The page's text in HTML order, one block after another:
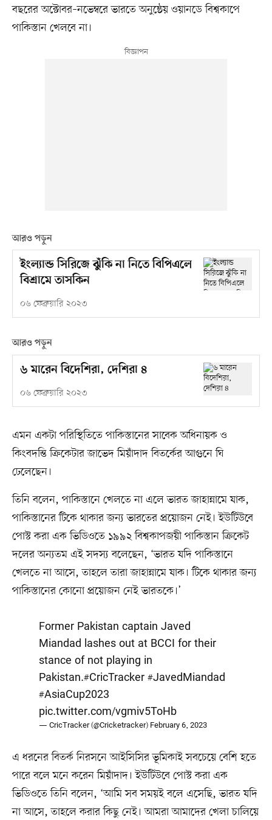
বছরের অক্টোবর–নভেম্বরে ভারতে অনুষ্ঠেয় ওয়ানডে বিশ্বকাপে
পাকিস্তান খেলবে না।
আরও পড়ুন
ইংল্যান্ড সিরিজে ঝুঁকি না নিতে বিপিএলে
বিশ্রামে তাসকিন
০৬ ফেব্রুয়ারি ২০২৩
আরও পড়ুন
৬ মারেন বিদেশিরা, দেশিরা ৪
০৬ ফেব্রুয়ারি ২০২৩
এমন একটা পরিস্থিতিতে পাকিস্তানের সাবেক অধিনায়ক ও
কিংবদন্তি ক্রিকেটার জাভেদ মিয়াঁদাদ বিতর্কের আগুনে ঘি
ঢেলেছেন।
তিনি বলেন, পাকিস্তানে খেলতে না এলে ভারত জাহান্নামে যাক,
পাকিস্তানের টিকে থাকার জন্য ভারতের প্রয়োজন নেই। ইউটিউবে
পোস্ট করা এক ভিডিওতে ১৯৯২ বিশ্বকাপজয়ী পাকিস্তান ক্রিকেট
দলের অন্যতম এই সদস্য বলেছেন, ‘ভারত যদি পাকিস্তানে
খেলতে না আসে, তাহলে তারা জাহান্নামে যাক। টিকে থাকার জন্য
পাকিস্তানের কোনো প্রয়োজন নেই ভারতকে।’
Former Pakistan captain Javed
Miandad lashes out at BCCI for their
stance of not playing in
Pakistan.#CricTracker #JavedMiandad
#AsiaCup2023
pic.twitter.com/vgmiv5ToHb
— CricTracker (@Cricketracker) February 6, 2023
এ ধরনের বিতর্ক নিরসনে আইসিসির ভূমিকাই সবচেয়ে বেশি হতে
পারে বলে মনে করেন মিয়াঁদাদ। ইউটিউবে পোস্ট করা এক
ভিডিওতে তিনি বলেন, ‘আমি সব সময়ই বলে এসেছি, ভারত যদি
না আসে, তাহলে করার কিছু নেই। আমরা আমাদের খেলা চালিয়ে